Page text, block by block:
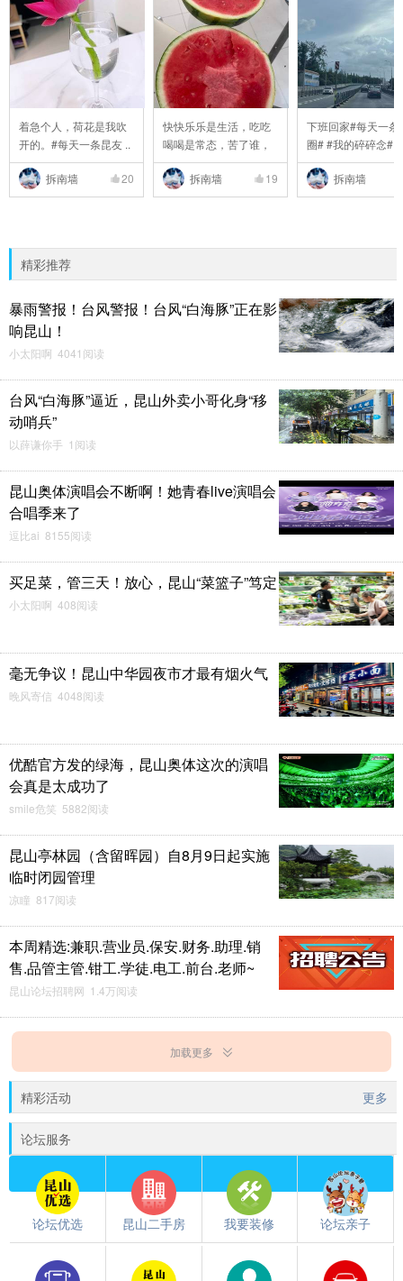
着急个人，荷花是我吹
开的。#每天一条昆友 ..
拆南墙 20
快快乐乐是生活，吃吃
喝喝是常态，苦了谁，
..
拆南墙
19
下班回家#每天一条
圈# #我的碎碎念#
拆南墙
精彩推荐
暴雨警报！台风警报！台风“白海豚”正在影
响昆山！
小太阳啊 4041阅读
台风“白海豚”逼近，昆山外卖小哥化身“移
动哨兵”
以薛谦你手 1阅读
昆山奥体演唱会不断啊！她青春live演唱会
合唱季来了
逗比ai 8155阅读
买足菜，管三天！放心，昆山“菜篮子”笃定
小太阳啊 408阅读
毫无争议！昆山中华园夜市才最有烟火气
晚风寄信 4048阅读
优酷官方发的绿海，昆山奥体这次的演唱
会真是太成功了
smile危笑 5882阅读
昆山亭林园（含留晖园）自8月9日起实施
临时闭园管理
凉瞳 817阅读
本周精选:兼职.营业员.保安.财务.助理.销
售.品管主管.钳工.学徒.电工.前台.老师~
昆山论坛招聘网 1.4万阅读
加载更多
精彩活动 更多
论坛服务
论坛优选 昆山二手房 我要装修 论坛亲子